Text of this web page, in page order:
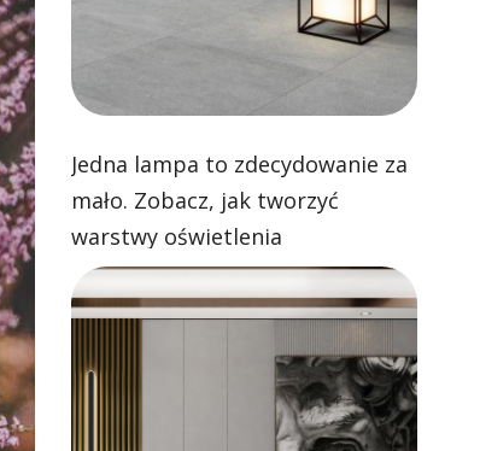
Jedna lampa to zdecydowanie za
mało. Zobacz, jak tworzyć
warstwy oświetlenia